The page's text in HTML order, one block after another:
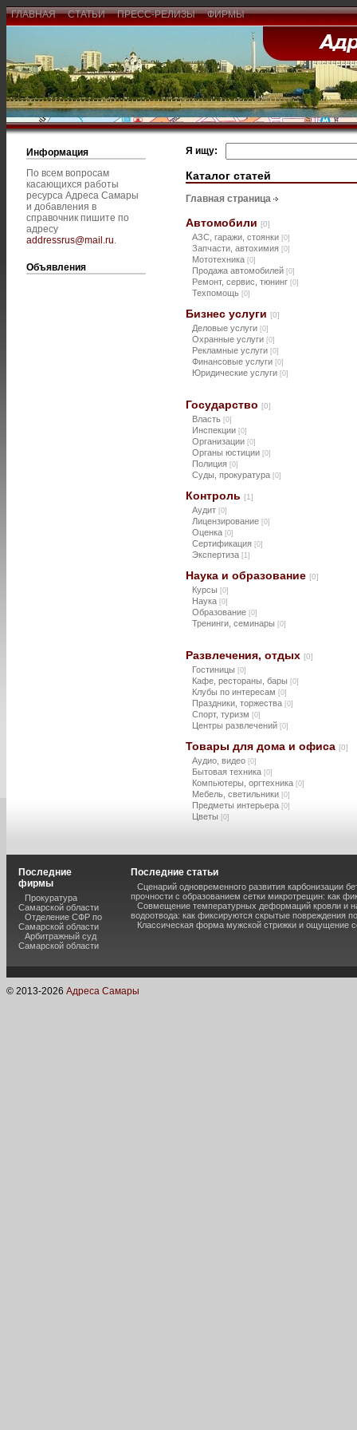
ГЛАВНАЯ СТАТЬИ ПРЕСС-РЕЛИЗЫ ФИРМЫ
Информация
По всем вопросам
касающихся работы
ресурса Адреса Самары
и добавления в
справочник пишите по
адресу
addressrus@mail.ru.
Объявления
Я ищу:
Каталог статей
Главная страница
Автомобили [0]
АЗС, гаражи, стоянки [0]
Запчасти, автохимия [0]
Мототехника [0]
Продажа автомобилей [0]
Ремонт, сервис, тюнинг [0]
Техпомощь [0]
Бизнес услуги [0]
Деловые услуги [0]
Охранные услуги [0]
Рекламные услуги [0]
Финансовые услуги [0]
Юридические услуги [0]
Государство [0]
Власть [0]
Инспекции [0]
Организации [0]
Органы юстиции [0]
Полиция [0]
Суды, прокуратура [0]
Контроль [1]
Аудит [0]
Лицензирование [0]
Оценка [0]
Сертификация [0]
Экспертиза [1]
Наука и образование [0]
Курсы [0]
Наука [0]
Образование [0]
Тренинги, семинары [0]
Развлечения, отдых [0]
Гостиницы [0]
Кафе, рестораны, бары [0]
Клубы по интересам [0]
Праздники, торжества [0]
Спорт, туризм [0]
Центры развлечений [0]
Товары для дома и офиса [0]
Аудио, видео [0]
Бытовая техника [0]
Компьютеры, оргтехника [0]
Мебель, светильники [0]
Предметы интерьера [0]
Цветы [0]
Последние
фирмы
Прокуратура
Самарской области
Отделение СФР по
Самарской области
Арбитражный суд
Самарской области
Последние статьи
Сценарий одновременного развития карбонизации
прочности с образованием сетки микротрещин: как
Совмещение температурных деформаций кровли и
водоотвода: как фиксируются скрытые повреждения
Классическая форма мужской стрижки и ощущение
© 2013-2026 Адреса Самары